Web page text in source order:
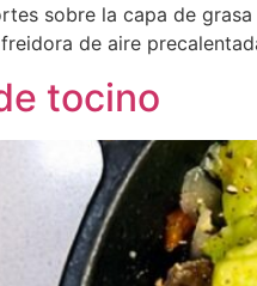
sobre la capa de
de aire
tocino